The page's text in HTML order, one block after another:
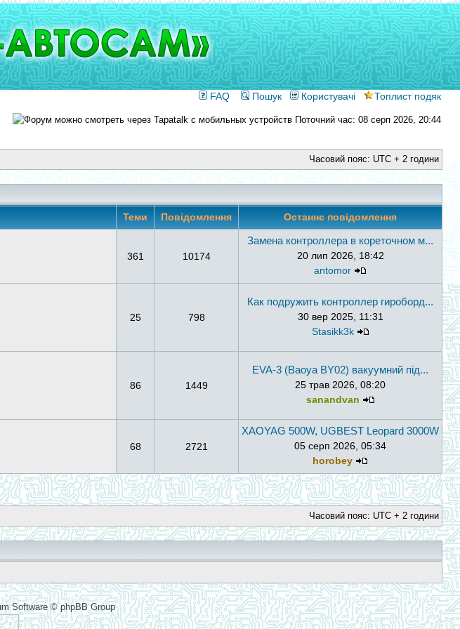
FAQ Пошук Користувачі Топлист подяк
Поточний час: 08 серп 2026, 20:44
Часовий пояс: UTC + 2 години
Теми Повідомлення Останнє повідомлення
361 10174
Замена контроллера в кореточном м...
20 лип 2026, 18:42
antomor
25 798
Как подружить контроллер гироборд...
30 вер 2025, 11:31
Stasikk3k
86 1449
EVA-3 (Baoya BY02) вакуумний під...
25 трав 2026, 08:20
sanandvan
68 2721
ХАОYAG 500W, UGBEST Leopard 3000W
05 серп 2026, 05:34
horobey
Часовий пояс: UTC + 2 години
Software © phpBB Group